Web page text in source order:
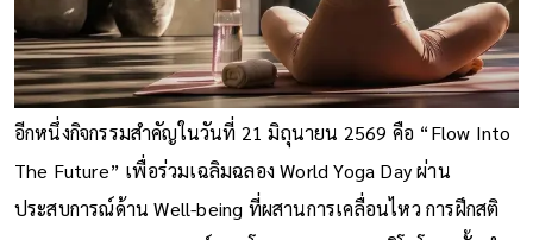
อีกหนึ่งกิจกรรมสำคัญในวันที่ 21 มิถุนายน 2569 คือ “Flow Into
The Future” เพื่อร่วมเฉลิมฉลอง World Yoga Day ผ่าน
ประสบการณ์ด้าน Well-being ที่ผสานการเคลื่อนไหว การฝึกสติ